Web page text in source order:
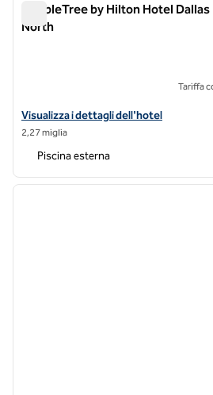
DoubleTree by Hilton Hotel
North
Visualizza i dettagli dell'hotel
Visualizza i dettagli dell'hotel
2,27 miglia
Tariffa
Piscina esterna
1 di 12